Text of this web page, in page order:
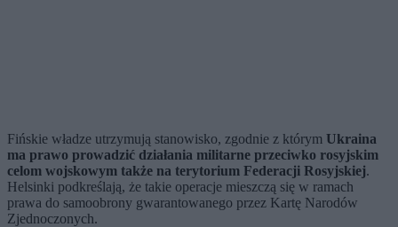
Fińskie władze utrzymują stanowisko, zgodnie z którym Ukraina
ma prawo prowadzić działania militarne przeciwko rosyjskim
celom wojskowym także na terytorium Federacji Rosyjskiej.
Helsinki podkreślają, że takie operacje mieszczą się w ramach
prawa do samoobrony gwarantowanego przez Kartę Narodów
Zjednoczonych.